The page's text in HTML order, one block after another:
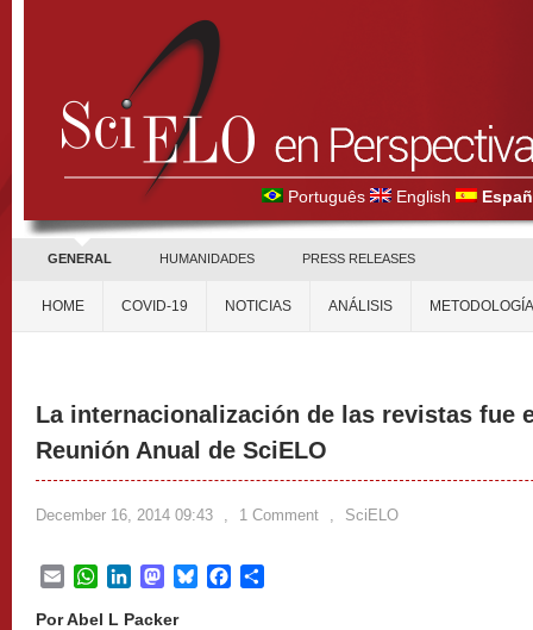
Português English
GENERAL HUMANIDADES PRESS RELEASES
HOME COVID-19 NOTICIAS ANÁLISIS METODOLOGÍA
La internacionalización de las revistas fue
Reunión Anual de SciELO
December 16, 2014 09:43 , 1 Comment , SciELO
EmailWhatsApp
LinkedInMastodon
BlueskyFacebook
Por Abel L Packer